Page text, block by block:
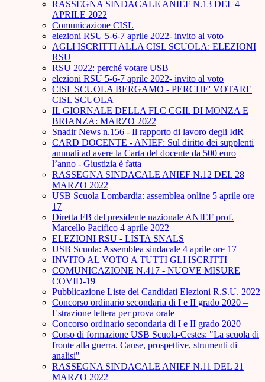
RASSEGNA SINDACALE ANIEF N.13 DEL 4
APRILE 2022
Comunicazione CISL
elezioni RSU 5-6-7 aprile 2022- invito al voto
AGLI ISCRITTI ALLA CISL SCUOLA: ELEZIONI
RSU
RSU 2022: perché votare USB
elezioni RSU 5-6-7 aprile 2022- invito al voto
CISL SCUOLA BERGAMO - PERCHE' VOTARE
CISL SCUOLA
IL GIORNALE DELLA FLC CGIL DI MONZA E
BRIANZA: MARZO 2022
Snadir News n.156 - Il rapporto di lavoro degli IdR
CARD DOCENTE - ANIEF: Sul diritto dei supplenti
annuali ad avere la Carta del docente da 500 euro
l’anno - Giustizia è fatta
RASSEGNA SINDACALE ANIEF N.12 DEL 28
MARZO 2022
USB Scuola Lombardia: assemblea online 5 aprile ore
17
Diretta FB del presidente nazionale ANIEF prof.
Marcello Pacifico 4 aprile 2022
ELEZIONI RSU - LISTA SNALS
USB Scuola: Assemblea sindacale 4 aprile ore 17
INVITO AL VOTO A TUTTI GLI ISCRITTI
COMUNICAZIONE N.417 - NUOVE MISURE
COVID-19
Pubblicazione Liste dei Candidati Elezioni R.S.U. 2022
Concorso ordinario secondaria di I e II grado 2020 –
Estrazione lettera per prova orale
Concorso ordinario secondaria di I e II grado 2020
Corso di formazione USB Scuola-Cestes: "La scuola di
fronte alla guerra. Cause, prospettive, strumenti di
analisi"
RASSEGNA SINDACALE ANIEF N.11 DEL 21
MARZO 2022